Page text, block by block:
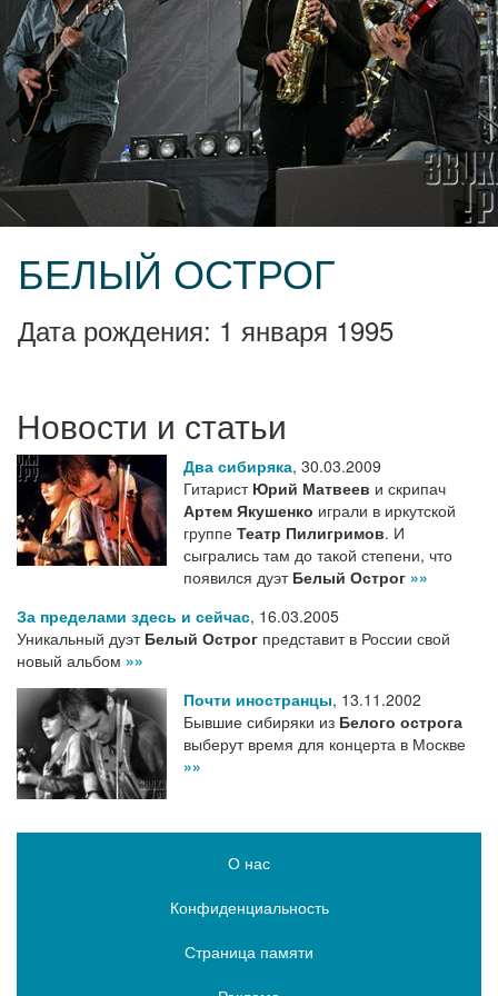
БЕЛЫЙ ОСТРОГ
Дата рождения: 1 января 1995
Новости и статьи
Два сибиряка, 30.03.2009
Гитарист Юрий Матвеев и скрипач
Артем Якушенко играли в иркутской
группе Театр Пилигримов. И
сыгрались там до такой степени, что
появился дуэт Белый Острог »»
За пределами здесь и сейчас, 16.03.2005
Уникальный дуэт Белый Острог представит в России свой
новый альбом »»
Почти иностранцы, 13.11.2002
Бывшие сибиряки из Белого острога
выберут время для концерта в Москве
»»
О нас
Конфиденциальность
Страница памяти